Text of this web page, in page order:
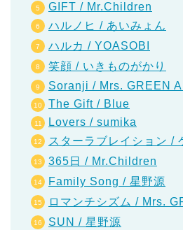
GIFT / Mr.Children
ハルノヒ / あいみょん
ハルカ / YOASOBI
笑顔 / いきものがかり
Soranji / Mrs. GREEN
The Gift / Blue
Lovers / sumika
スターラブレイション /
365日 / Mr.Children
Family Song / 星野源
ロマンチシズム / Mrs.
SUN / 星野源